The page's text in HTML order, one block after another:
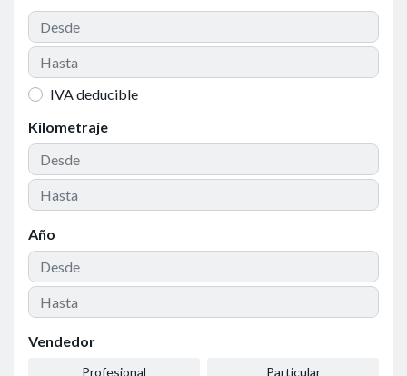
IVA deducible
Kilometraje
Año
Vendedor
Profesional Particular